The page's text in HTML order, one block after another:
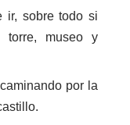
ir, sobre todo si
torre, museo y
por la